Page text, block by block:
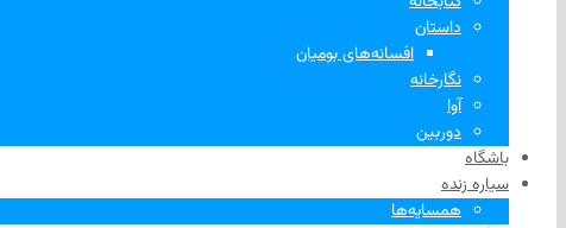
داستان
افسانه‌های بومیان
نگارخانه
آوا
دوربین
باشگاه
سیاره زنده
همسایه‌ها